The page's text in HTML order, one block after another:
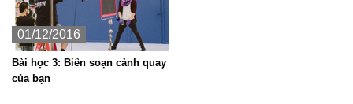
01/12/2016
Bài học 3: Biên soạn cảnh quay
của bạn